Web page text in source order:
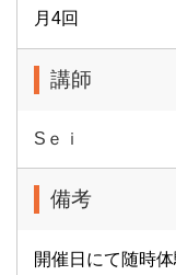
月4回
講師
Sｅｉ
備考
開催日にて随時